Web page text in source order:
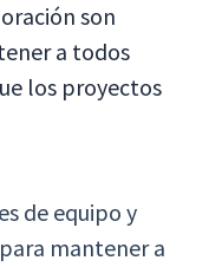
son
a todos
los proyectos
de equipo y
mantener a